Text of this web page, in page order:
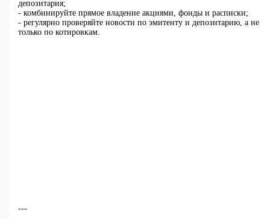
депозитария;
- комбинируйте прямое владение акциями, фонды и расписки;
- регулярно проверяйте новости по эмитенту и депозитарию, а не
только по котировкам.
---